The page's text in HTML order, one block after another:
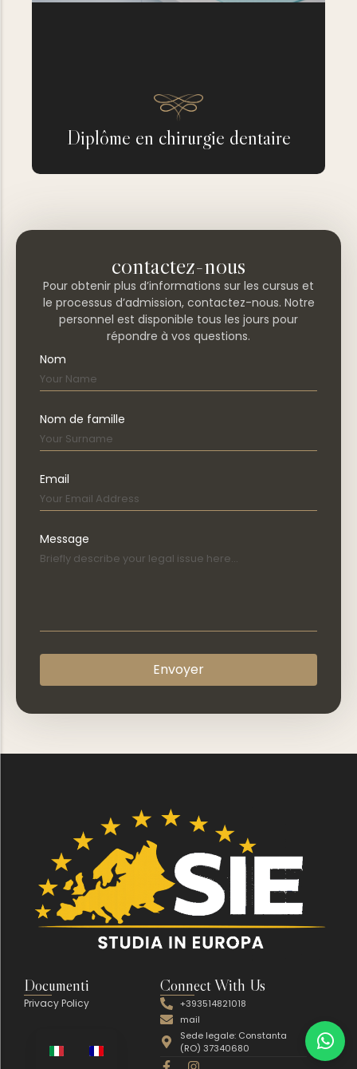
Diplôme en chirurgie dentaire
contactez-nous
Pour obtenir plus d’informations sur les cursus et
le processus d’admission, contactez-nous. Notre
personnel est disponible tous les jours pour
répondre à vos questions.
Nom
Nom de famille
Email
Message
Envoyer
Documenti
Privacy Policy
Connect With Us
+393514821018
mail
Sede legale: Constanta
(RO) 37340680